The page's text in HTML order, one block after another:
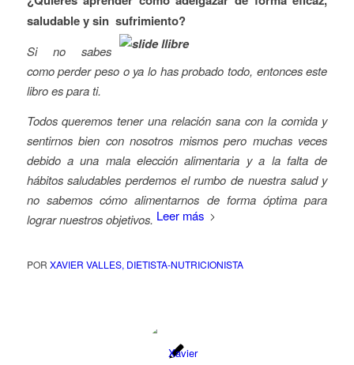
saludable y sin sufrimiento?
Si no sabes
como perder peso o ya lo has probado todo, entonces este
libro es para ti.
Todos queremos tener una relación sana con la comida y
sentirnos bien con nosotros mismos pero muchas veces
debido a una mala elección alimentaria y a la falta de
hábitos saludables perdemos el rumbo de nuestra salud y
no sabemos cómo alimentarnos de forma óptima para
lograr nuestros objetivos. Leer más
POR XAVIER VALLES, DIETISTA-NUTRICIONISTA